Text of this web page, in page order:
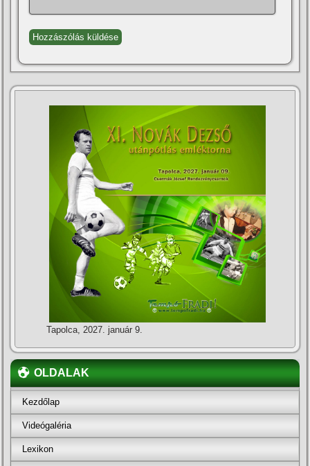
Tapolca, 2027. január 9.
OLDALAK
Kezdőlap
Videógaléria
Lexikon